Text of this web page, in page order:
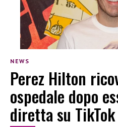
NEWS
Perez Hilton
ospedale dopo
diretta su TikTok